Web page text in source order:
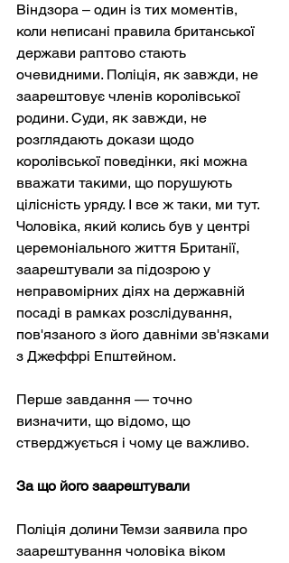
Віндзора – один із тих моментів,
коли неписані правила британської
держави раптово стають
очевидними. Поліція, як завжди, не
заарештовує членів королівської
родини. Суди, як завжди, не
розглядають докази щодо
королівської поведінки, які можна
вважати такими, що порушують
цілісність уряду. І все ж таки, ми тут.
Чоловіка, який колись був у центрі
церемоніального життя Британії,
заарештували за підозрою у
неправомірних діях на державній
посаді в рамках розслідування,
пов'язаного з його давніми зв'язками
з Джеффрі Епштейном.
Перше завдання — точно
визначити, що відомо, що
стверджується і чому це важливо.
За що його заарештували
Поліція долини Темзи заявила про
заарештування чоловіка віком